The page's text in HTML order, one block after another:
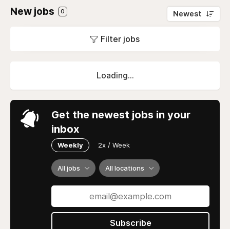
New jobs 0 Newest
Filter jobs
Loading...
Get the newest jobs in your
inbox
Weekly 2x / Week
All jobs All locations
Subscribe